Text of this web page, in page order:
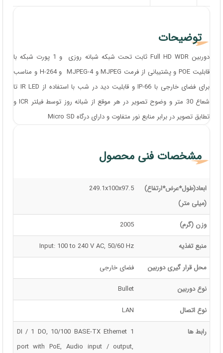
توضیحات
دوربین Full HD WDR ثابت تحت شبکه شبانه روزی و 1 پورت شبکه با
قابلیت POE و پشتیبانی از فرمت MJPEG و MJPEG-4 و H-264 و مناسب
برای فضای خارجی با IP-66 و قابلیت دید در شب با استفاده از IR LED تا
شعاع 30 متر و وضوح تصویر در هر موقع از شبانه روز توسط فیلتر ICR و
تطابق تصویر در برابر منابع نور متفاوت و دارای درگاه Micro SD
مشخصات فنی محصول
ابعاد(طول*عرض*ارتفاع)
(میلی متر)
249.1x100x97.5
وزن (گرم) 2005
منبع تغذیه Input: 100 to 240 V AC, 50/60 Hz
محل قرار گیری دوربین فضای خارجی
نوع دوربین Bullet
نوع اتصال LAN
رابط ها
1 DI / 1 DO, 10/100 BASE-TX Ethernet
port with PoE, Audio input / output,